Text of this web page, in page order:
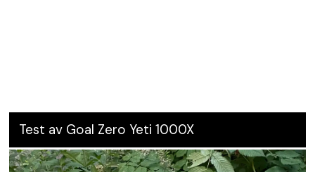
Test av Goal Zero Yeti 1000X